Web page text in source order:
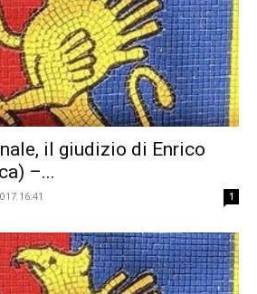
il giudizio di Enrico
–...
16:41 1